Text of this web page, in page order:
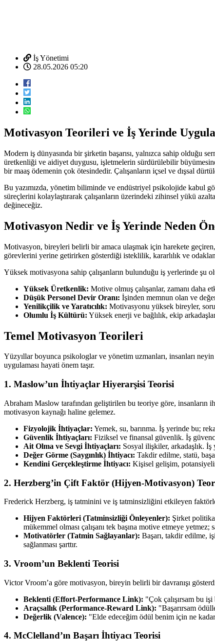
İş Yönetimi
28.05.2026 05:20
Motivasyon Teorileri ve İş Yerinde
Modern iş dünyasında bir şirketin başarısı, yalnızca sahip olduğu
üretkenliği ve aidiyet duygusu, işletmelerin sürdürülebilir
bir maaş ödemenin çok ötesindedir. Çalışanların içsel ve dışsal
Bu yazımızda, yönetim biliminde ve endüstriyel psikolojide kabul
süreçlerini kolaylaştırarak çalışanların üzerindeki zihinsel yükü
değineceğiz.
Motivasyon Nedir ve İş Yerinde Neden
Motivasyon, bireyleri belirli bir amaca ulaşmak için harekete geçiren,
görevlerini yerine getirirken gösterdiği isteklilik, kararlılık ve
Yüksek motivasyona sahip çalışanların bulunduğu iş yerlerinde şu
Yüksek Üretkenlik: Motive olmuş çalışanlar, zamanı daha
Düşük Personel Devir Oranı: İşinden memnun olan ve
Yenilikçilik ve Yaratıcılık: Motivasyonu yüksek bireyler,
Olumlu İş Kültürü: Yüksek enerji ve bağlılık, ekip
Temel Motivasyon Teorileri
Yüzyıllar boyunca psikologlar ve yönetim uzmanları, insanları
uygulaması hayati önem taşır.
1. Maslow’un İhtiyaçlar Hiyerarşisi Teorisi
Abraham Maslow tarafından geliştirilen bu teoriye göre, insanların
motivasyon kaynağı haline gelemez.
Fizyolojik İhtiyaçlar: Yemek, su, barınma. İş yerinde bu;
Güvenlik İhtiyaçları: Fiziksel ve finansal güvenlik. İş
Ait Olma ve Sevgi İhtiyaçları: Sosyal ilişkiler, arkadaşlık.
Değer Görme (Saygınlık) İhtiyacı: Takdir edilme, statü,
Kendini Gerçekleştirme İhtiyacı: Kişisel gelişim,
2. Herzberg’in Çift Faktör (Hijyen-Motivasyon)
Frederick Herzberg, iş tatminini ve iş tatminsizliğini etkileyen
Hijyen Faktörleri (Tatminsizliği Önleyenler): Şirket
mükemmel olması çalışanı tek başına motive etmeye
Motivatörler (Tatmin Sağlayanlar): Başarı, takdir edilme,
sağlanması şarttır.
3. Vroom’un Beklenti Teorisi
Victor Vroom’a göre motivasyon, bireyin belirli bir davranışı
Beklenti (Effort-Performance Link): "Çok çalışırsam bu
Araçsallık (Performance-Reward Link): "Başarırsam
Değerlik (Valence): "Elde edeceğim ödül benim için ne
4. McClelland’ın Başarı İhtiyacı Teorisi